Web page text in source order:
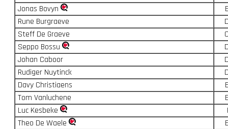
Jonas Bovyn
Rune Burgraeve
Steff De Graeve
Seppo Bossu
Johan Caboor
Rudiger Nuytinck
Davy Christiaens
Tom Vanluchene
Luc Kesbeke
Theo De Waele